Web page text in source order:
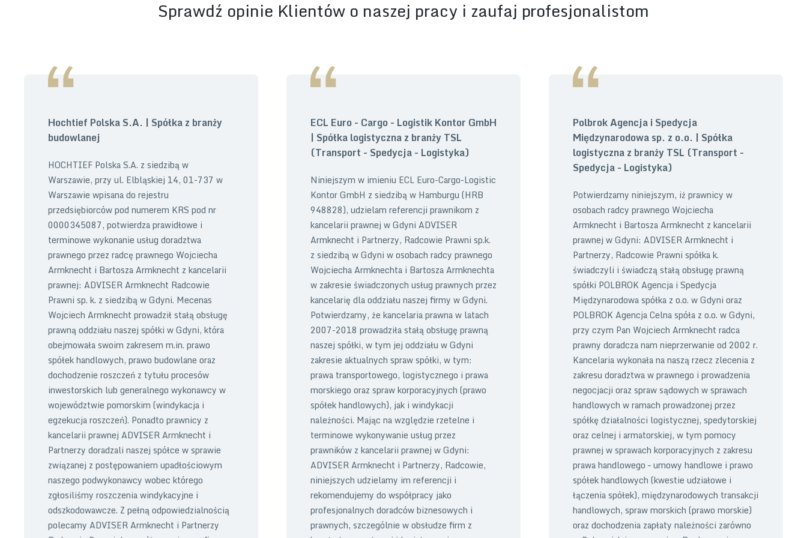
Sprawdź opinie Klientów o naszej pracy i zaufaj profesjonalistom
Hochtief Polska S.A. | Spółka z branży
budowlanej
HOCHTIEF Polska S.A. z siedzibą w
Warszawie, przy ul. Elbląskiej 14, 01-737 w
Warszawie wpisana do rejestru
przedsiębiorców pod numerem KRS pod nr
0000345087, potwierdza prawidłowe i
terminowe wykonanie usług doradztwa
prawnego przez radcę prawnego Wojciecha
Armknecht i Bartosza Armknecht z kancelarii
prawnej: ADVISER Armknecht Radcowie
Prawni sp. k. z siedzibą w Gdyni. Mecenas
Wojciech Armknecht prowadził stałą obsługę
prawną oddziału naszej spółki w Gdyni, która
obejmowała swoim zakresem m.in. prawo
spółek handlowych, prawo budowlane oraz
dochodzenie roszczeń z tytułu procesów
inwestorskich lub generalnego wykonawcy w
województwie pomorskim (windykacja i
egzekucja roszczeń). Ponadto prawnicy z
kancelarii prawnej ADVISER Armknecht i
Partnerzy doradzali naszej spółce w sprawie
związanej z postępowaniem upadłościowym
naszego podwykonawcy wobec którego
zgłosiliśmy roszczenia windykacyjne i
odszkodowawcze. Z pełną odpowiedzialnością
polecamy ADVISER Armknecht i Partnerzy
ECL Euro - Cargo - Logistik Kontor GmbH
| Spółka logistyczna z branży TSL
(Transport - Spedycja - Logistyka)
Niniejszym w imieniu ECL Euro-Cargo-Logistic
Kontor GmbH z siedzibą w Hamburgu (HRB
948828), udzielam referencji prawnikom z
kancelarii prawnej w Gdyni ADVISER
Armknecht i Partnerzy, Radcowie Prawni sp.k.
z siedzibą w Gdyni w osobach radcy prawnego
Wojciecha Armknechta i Bartosza Armknechta
w zakresie świadczonych usług prawnych przez
kancelarię dla oddziału naszej firmy w Gdyni.
Potwierdzamy, że kancelaria prawna w latach
2007-2018 prowadziła stałą obsługę prawną
naszej spółki, w tym jej oddziału w Gdyni
zakresie aktualnych spraw spółki, w tym:
prawa transportowego, logistycznego i prawa
morskiego oraz spraw korporacyjnych (prawo
spółek handlowych), jak i windykacji
należności. Mając na względzie rzetelne i
terminowe wykonywanie usług przez
prawników z kancelarii prawnej w Gdyni:
ADVISER Armknecht i Partnerzy, Radcowie,
niniejszych udzielamy im referencji i
rekomendujemy do współpracy jako
profesjonalnych doradców biznesowych i
prawnych, szczególnie w obsłudze firm z
Polbrok Agencja i Spedycja
Międzynarodowa sp. z o.o. | Spółka
logistyczna z branży TSL (Transport -
Spedycja - Logistyka)
Potwierdzamy niniejszym, iż prawnicy w
osobach radcy prawnego Wojciecha
Armknecht i Bartosza Armknecht z kancelarii
prawnej w Gdyni: ADVISER Armknecht i
Partnerzy, Radcowie Prawni spółka k.
świadczyli i świadczą stałą obsługę prawną
spółki POLBROK Agencja i Spedycja
Międzynarodowa spółka z o.o. w Gdyni oraz
POLBROK Agencja Celna spóła z o.o. w Gdyni,
przy czym Pan Wojciech Armknecht radca
prawny doradcza nam nieprzerwanie od 2002 r.
Kancelaria wykonała na naszą rzecz zlecenia z
zakresu doradztwa w prawnego i prowadzenia
negocjacji oraz spraw sądowych w sprawach
handlowych w ramach prowadzonej przez
spółkę działalności logistycznej, spedytorskiej
oraz celnej i armatorskiej, w tym pomocy
prawnej w sprawach korporacyjnych z zakresu
prawa handlowego – umowy handlowe i prawo
spółek handlowych (kwestie udziałowe i
łączenia spółek), międzynarodowych transakcji
handlowych, spraw morskich (prawo morskie)
oraz dochodzenia zapłaty należności zarówno